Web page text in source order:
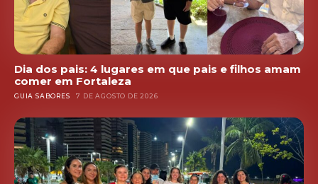
Dia dos pais: 4 lugares em que pais e filhos amam
comer em Fortaleza
GUIA SABORES 7 DE AGOSTO DE 2026